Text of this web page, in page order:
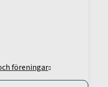
föreningar